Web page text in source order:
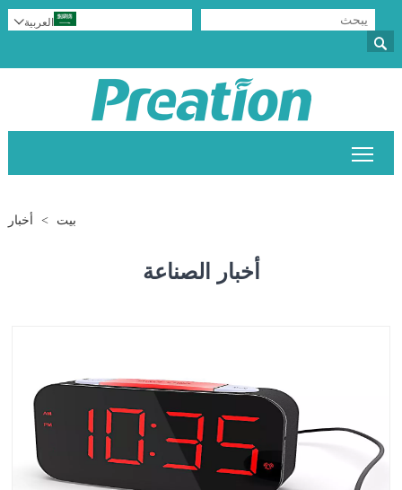

العربية
بيت > أخبار
أخبار الصناعة